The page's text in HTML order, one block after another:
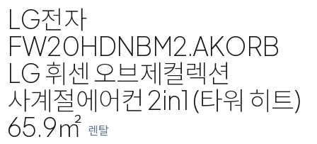
LG전자
FW20HDNBM2.AKORB
LG 휘센 오브제컬렉션
사계절에어컨 2in1 (타워 히트)
65.9㎡ 렌탈